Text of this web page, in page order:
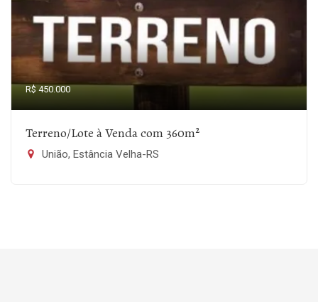
R$ 450.000
Terreno/Lote à Venda com 360m²
União, Estância Velha-RS